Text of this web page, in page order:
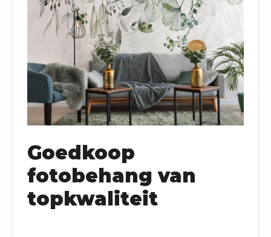
Goedkoop
fotobehang van
topkwaliteit